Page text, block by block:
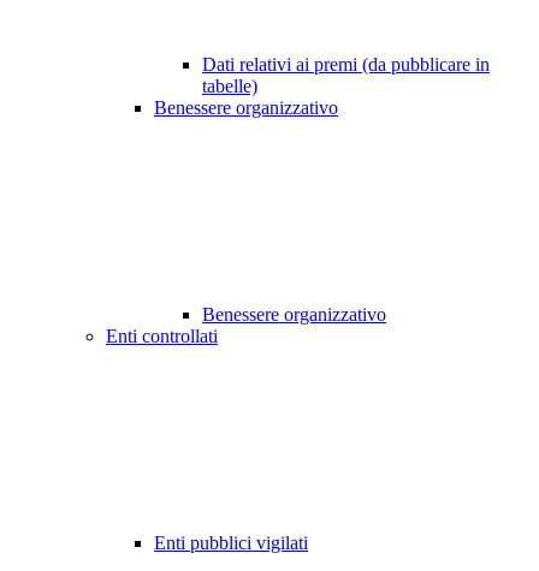
Dati relativi ai premi (da pubblicare in
tabelle)
Benessere organizzativo
Benessere organizzativo
Enti controllati
Enti pubblici vigilati